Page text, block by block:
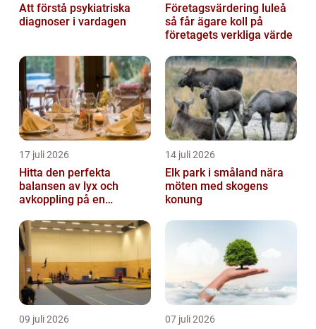
Att förstå psykiatriska
diagnoser i vardagen
Företagsvärdering luleå
så får ägare koll på
företagets verkliga värde
17 juli 2026
Hitta den perfekta
balansen av lyx och
avkoppling på en
Östermalm
14 juli 2026
Elk park i småland nära
möten med skogens
konung
09 juli 2026 07 juli 2026